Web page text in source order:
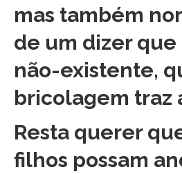
mas também
de um dizer que
não-existente,
bricolagem traz
Resta querer
filhos possam